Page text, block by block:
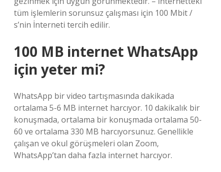
tüm işlemlerin sorunsuz çalışması için 100 Mbit /
s’nin İnterneti tercih edilir.
100 MB internet WhatsApp
için yeter mi?
WhatsApp bir video tartışmasında dakikada
ortalama 5-6 MB internet harcıyor. 10 dakikalık bir
konuşmada, ortalama bir konuşmada ortalama 50-
60 ve ortalama 330 MB harcıyorsunuz. Genellikle
çalışan ve okul görüşmeleri olan Zoom,
WhatsApp’tan daha fazla internet harcıyor.